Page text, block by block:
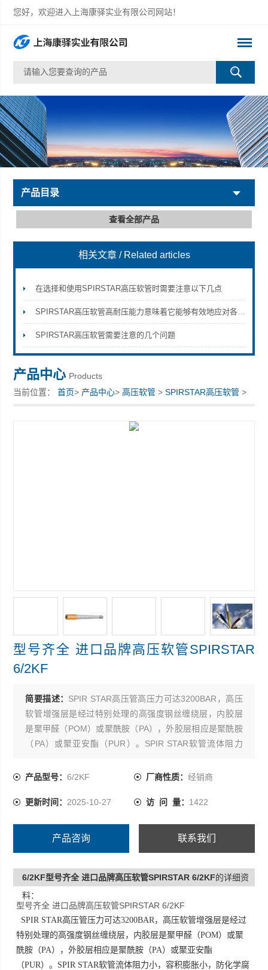
您好，欢迎进入上海康驿实业有限公司网站！
上海康驿实业有限公司
产品目录
查看全部产品
相关文章 / Related articles
在选择和使用SPIRSTAR高压软管时需要注意以下几点
SPIRSTAR高压软管高耐压能力意味着它能够有效地应对各种高压环境
SPIRSTAR高压软管需要注意的几个问题
产品中心 Products
当前位置：首页> 产品中心>高压软管 >SPIRSTAR高压软管 >
型号齐全 进口品牌高压软管SPIRSTAR 6/2KF
型号齐全 进口品牌高压软管SPIRSTAR
6/2KF
简要描述： SPIR STAR高压管高压力可达3200BAR，高压
软管增强层是经过特别处理的高强度钢丝缠绕层，内胶层
是聚甲醛（POM）或聚酰胺（PA），外胶层相应是聚酰胺
（PA）或聚亚安酯（PUR）。SPIR STAR软管流体阻力
根长度可达1200M。SPIR STAR高压软管接头用优质碳钢
产品型号：6/2KF 厂商性质： 经销商
更新时间： 2025-10-27 访 问 量： 1422
产品咨询 联系我们
6/2KF型号齐全 进口品牌高压软管SPIRSTAR 6/2KF的详细资
料：
型号齐全 进口品牌高压软管SPIRSTAR 6/2KF
SPIR STAR高压管压力可达3200BAR，高压软管增强层是经过
特别处理的高强度钢丝缠绕层，内胶层是聚甲醛（POM）或聚
酰胺（PA），外胶层相应是聚酰胺（PA）或聚亚安酯
（PUR）。SPIR STAR软管流体阻力小，容积膨胀小，防化学腐